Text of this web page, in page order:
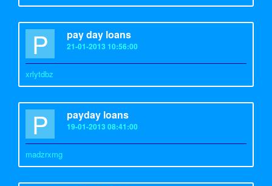
P pay day loans
21-01-2013 10:56:00
xrlytdbz
P payday loans
19-01-2013 08:41:00
madzrxmg